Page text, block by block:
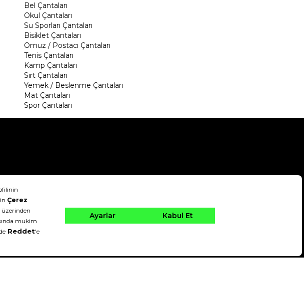
Bel Çantaları
Okul Çantaları
Su Sporları Çantaları
Bisiklet Çantaları
Omuz / Postacı Çantaları
Tenis Çantaları
Kamp Çantaları
Sırt Çantaları
Yemek / Beslenme Çantaları
Mat Çantaları
Spor Çantaları